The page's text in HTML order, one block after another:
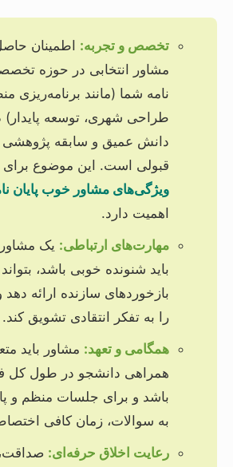
تخصص و تجربه: اطمینان
مشاور انتخابی در حوزه
نامه شما (مانند برنامه‌ریزی
طراحی شهری، توسعه پایدار)
دانش عمیق و سابقه پژوهشی
قبولی است. این موضوع برای
ویژگی‌های مشاور خوب پایان
اهمیت دارد.
مهارت‌های ارتباطی: یک مشاور
باید شنونده خوبی باشد، بتواند
بازخوردهای سازنده ارائه
را به تفکر انتقادی تشویق کند.
همگامی و تعهد: مشاور باید
همراهی دانشجو در طول کل
باشد و برای جلسات منظم و
به سوالات، زمان کافی
رعایت اخلاق حرفه‌ای: